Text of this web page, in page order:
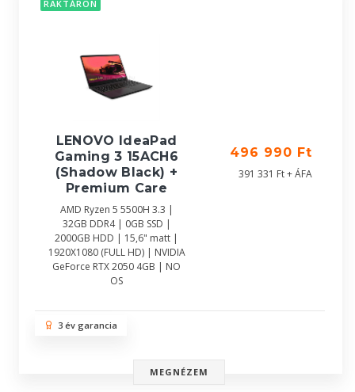
RAKTÁRON
LENOVO IdeaPad
Gaming 3 15ACH6
(Shadow Black) +
Premium Care
AMD Ryzen 5 5500H 3.3 |
32GB DDR4 | 0GB SSD |
2000GB HDD | 15,6" matt |
1920X1080 (FULL HD) | NVIDIA
GeForce RTX 2050 4GB | NO
OS
496 990 Ft
391 331 Ft + ÁFA
3 év garancia
MEGNÉZEM